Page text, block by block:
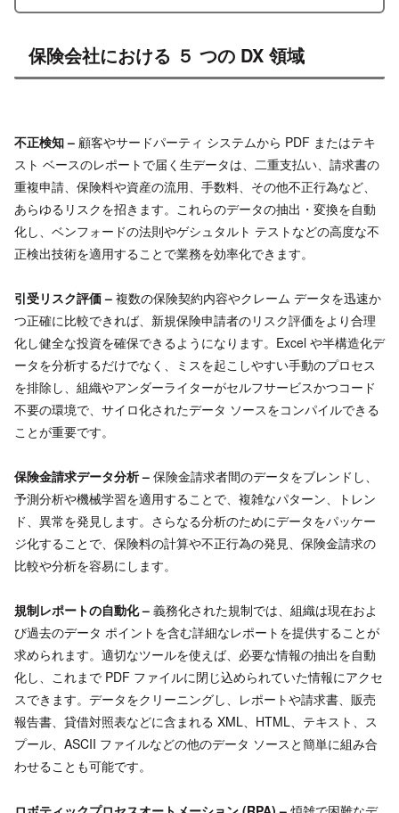
保険会社における ５ つの DX 領域
不正検知 – 顧客やサードパーティ システムから PDF またはテキ
スト ベースのレポートで届く生データは、二重支払い、請求書の
重複申請、保険料や資産の流用、手数料、その他不正行為など、
あらゆるリスクを招きます。これらのデータの抽出・変換を自動
化し、ベンフォードの法則やゲシュタルト テストなどの高度な不
正検出技術を適用することで業務を効率化できます。
引受リスク評価 – 複数の保険契約内容やクレーム データを迅速か
つ正確に比較できれば、新規保険申請者のリスク評価をより合理
化し健全な投資を確保できるようになります。Excel や半構造化デ
ータを分析するだけでなく、ミスを起こしやすい手動のプロセス
を排除し、組織やアンダーライターがセルフサービスかつコード
不要の環境で、サイロ化されたデータ ソースをコンパイルできる
ことが重要です。
保険金請求データ分析 – 保険金請求者間のデータをブレンドし、
予測分析や機械学習を適用することで、複雑なパターン、トレン
ド、異常を発見します。さらなる分析のためにデータをパッケー
ジ化することで、保険料の計算や不正行為の発見、保険金請求の
比較や分析を容易にします。
規制レポートの自動化 – 義務化された規制では、組織は現在およ
び過去のデータ ポイントを含む詳細なレポートを提供することが
求められます。適切なツールを使えば、必要な情報の抽出を自動
化し、これまで PDF ファイルに閉じ込められていた情報にアクセ
スできます。データをクリーニングし、レポートや請求書、販売
報告書、貸借対照表などに含まれる XML、HTML、テキスト、ス
プール、ASCII ファイルなどの他のデータ ソースと簡単に組み合
わせることも可能です。